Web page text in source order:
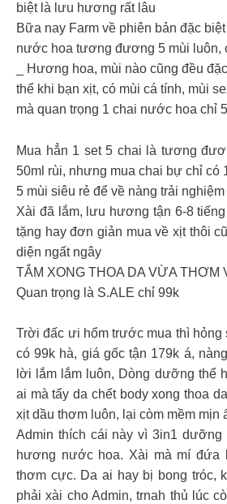
biệt là lưu hương rất lâu
Bữa nay Farm về phiên bản đặc
nước hoa tương đương 5 mùi luôn,
_ Hương hoa, mùi nào cũng đều
thể khi bạn xịt, có mùi cá tính, mùi
mà quan trọng 1 chai nước hoa chỉ
Mua hẳn 1 set 5 chai là tương
50ml rùi, nhưng mua chai bự chỉ có
5 mùi siêu rẻ để về nàng trải nghiệm
Xài đã lắm, lưu hương tận 6-8
tặng hay đơn giản mua về xịt thôi
diện ngất ngây
TẮM XONG THOA DA VỪA THƠM
Quan trọng là S.ALE chỉ 99k
Trời đấc ưi hổm trước mua thì hỏng
có 99k hà, giá gốc tận 179k á,
lời lắm lắm luôn, Dòng dưỡng thể
ai mà tẩy da chết body xong thoa
xịt dầu thơm luôn, lại còm mềm mịn
Admin thích cái này vì 3in1
hương nước hoa. Xài mà mí đứa
thơm cực. Da ai hay bị bong tróc,
phải xài cho Admin, trnah thủ lúc